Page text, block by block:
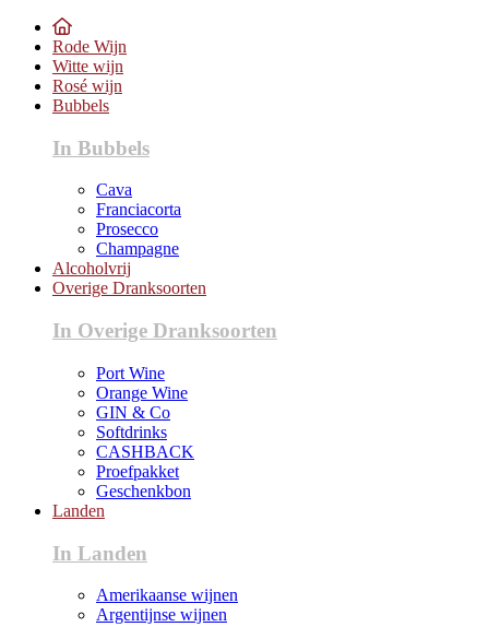
Rode Wijn
Witte wijn
Rosé wijn
Bubbels
In Bubbels
Cava
Franciacorta
Prosecco
Champagne
Alcoholvrij
Overige Dranksoorten
In Overige Dranksoorten
Port Wine
Orange Wine
GIN & Co
Softdrinks
CASHBACK
Proefpakket
Geschenkbon
Landen
In Landen
Amerikaanse wijnen
Argentijnse wijnen